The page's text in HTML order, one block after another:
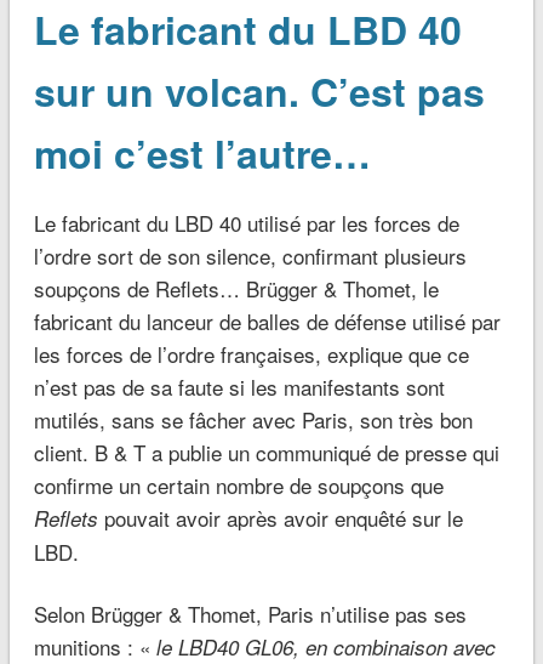
Le fabricant du LBD 40
sur un volcan. C’est pas
moi c’est l’autre…
Le fabricant du LBD 40 utilisé par les forces de
l’ordre sort de son silence, confirmant plusieurs
soupçons de Reflets… Brügger & Thomet, le
fabricant du lanceur de balles de défense utilisé par
les forces de l’ordre françaises, explique que ce
n’est pas de sa faute si les manifestants sont
mutilés, sans se fâcher avec Paris, son très bon
client. B & T a publie un communiqué de presse qui
confirme un certain nombre de soupçons que
Reflets pouvait avoir après avoir enquêté sur le
LBD.
Selon Brügger & Thomet, Paris n’utilise pas ses
munitions : « le LBD40 GL06, en combinaison avec